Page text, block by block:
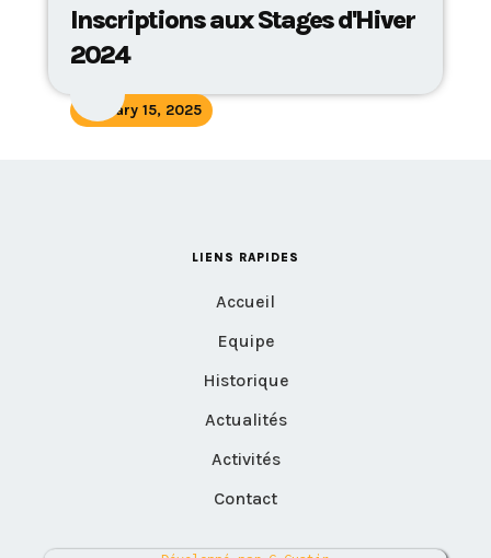
Inscriptions aux Stages d'Hiver
2024
January 15, 2025
LIENS RAPIDES
Accueil
Equipe
Historique
Actualités
Activités
Contact